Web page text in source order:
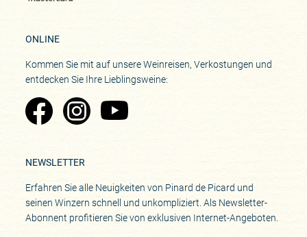
ONLINE
Kommen Sie mit auf unsere Weinreisen, Verkostungen und
entdecken Sie Ihre Lieblingsweine:
Zu Pinard's Facebook-Seite
Zu Pinard's Instagram-Seite
Zu Pinard's YouTube-Seite
NEWSLETTER
Erfahren Sie alle Neuigkeiten von Pinard de Picard und
seinen Winzern schnell und unkompliziert. Als Newsletter-
Abonnent profitieren Sie von exklusiven Internet-Angeboten.